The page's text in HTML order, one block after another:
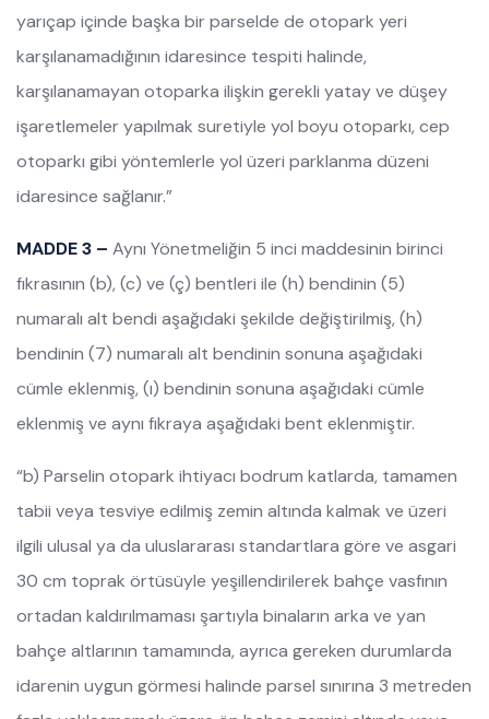
yarıçap içinde başka bir parselde de otopark yeri
karşılanamadığının idaresince tespiti halinde,
karşılanamayan otoparka ilişkin gerekli yatay ve düşey
işaretlemeler yapılmak suretiyle yol boyu otoparkı, cep
otoparkı gibi yöntemlerle yol üzeri parklanma düzeni
idaresince sağlanır.”
MADDE 3 – Aynı Yönetmeliğin 5 inci maddesinin birinci
fıkrasının (b), (c) ve (ç) bentleri ile (h) bendinin (5)
numaralı alt bendi aşağıdaki şekilde değiştirilmiş, (h)
bendinin (7) numaralı alt bendinin sonuna aşağıdaki
cümle eklenmiş, (ı) bendinin sonuna aşağıdaki cümle
eklenmiş ve aynı fıkraya aşağıdaki bent eklenmiştir.
“b) Parselin otopark ihtiyacı bodrum katlarda, tamamen
tabii veya tesviye edilmiş zemin altında kalmak ve üzeri
ilgili ulusal ya da uluslararası standartlara göre ve asgari
30 cm toprak örtüsüyle yeşillendirilerek bahçe vasfının
ortadan kaldırılmaması şartıyla binaların arka ve yan
bahçe altlarının tamamında, ayrıca gereken durumlarda
idarenin uygun görmesi halinde parsel sınırına 3 metreden